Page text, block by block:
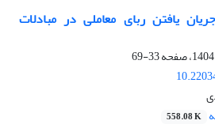
یافتن ربای معاملی در مبادلات
33-69
558.08 K